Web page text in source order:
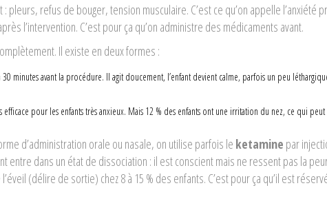
refus de bouger, tension musculaire. C’est ce qu’on appelle l’anxiété
l’intervention. C’est pour ça qu’on administre des médicaments avant.
Il existe en deux formes :
minutes avant la procédure. Il agit doucement, l’enfant devient calme, parfois un peu
efficace pour les enfants très anxieux. Mais 12 % des enfants ont une irritation du nez, ce qui
d’administration orale ou nasale, on utilise parfois le ketamine par
entre dans un état de dissociation : il est conscient mais ne ressent pas la
(délire de sortie) chez 8 à 15 % des enfants. C’est pour ça qu’il est